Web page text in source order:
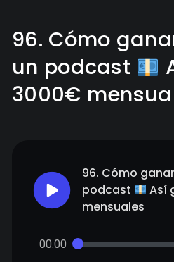
96. Cómo
un podcast
3000€
96. Cómo
podcast
Así
mensuales
00:00